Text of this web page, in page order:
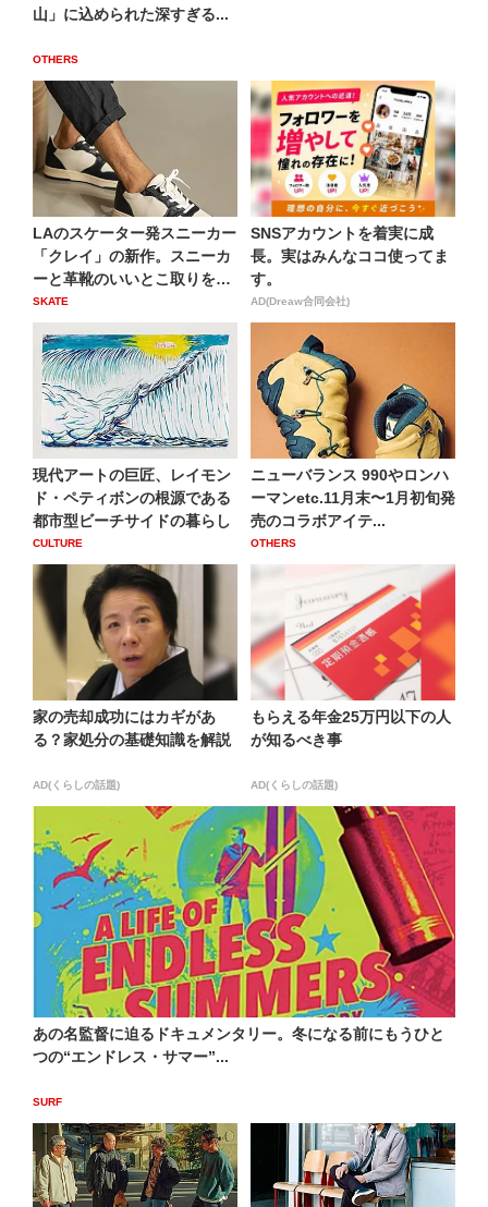
山」に込められた深すぎる...
OTHERS
LAのスケーター発スニーカー
「クレイ」の新作。スニーカ
ーと革靴のいいとこ取りを
し...
SKATE
SNSアカウントを着実に成
長。実はみんなココ使ってま
す。
AD(Dreaw合同会社)
現代アートの巨匠、レイモン
ド・ペティボンの根源である
都市型ビーチサイドの暮らし
CULTURE
ニューバランス 990やロンハ
ーマンetc.11月末〜1月初旬発
売のコラボアイテ...
OTHERS
家の売却成功にはカギがあ
る？家処分の基礎知識を解説
AD(くらしの話題)
もらえる年金25万円以下の人
が知るべき事
AD(くらしの話題)
あの名監督に迫るドキュメンタリー。冬になる前にもうひと
つの“エンドレス・サマー”...
SURF